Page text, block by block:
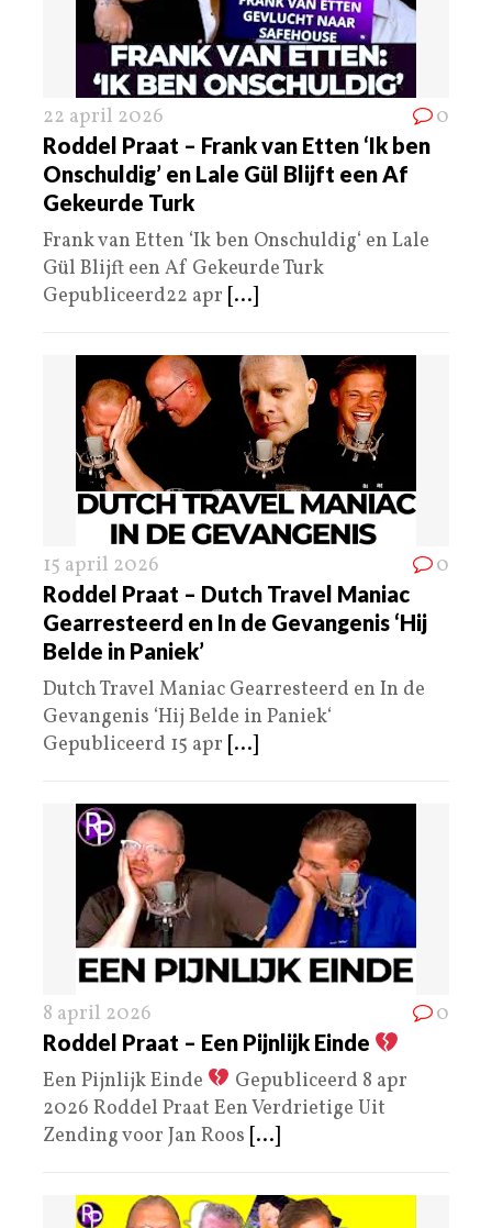
22 april 2026 0
Roddel Praat – Frank van Etten ‘Ik ben
Onschuldig’ en Lale Gül Blijft een Af
Gekeurde Turk
Frank van Etten ‘Ik ben Onschuldig‘ en Lale
Gül Blijft een Af Gekeurde Turk
Gepubliceerd22 apr [...]
15 april 2026 0
Roddel Praat – Dutch Travel Maniac
Gearresteerd en In de Gevangenis ‘Hij
Belde in Paniek’
Dutch Travel Maniac Gearresteerd en In de
Gevangenis ‘Hij Belde in Paniek‘
Gepubliceerd 15 apr [...]
8 april 2026 0
Roddel Praat – Een Pijnlijk Einde
Een Pijnlijk Einde
Gepubliceerd 8 apr
2026 Roddel Praat Een Verdrietige Uit
Zending voor Jan Roos [...]